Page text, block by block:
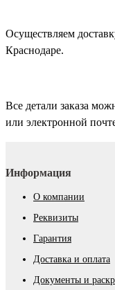
Осуществляем
Краснодаре.
Все детали заказа
или электронной
Информация
О компании
Реквизиты
Гарантия
Доставка и оплата
Документы и